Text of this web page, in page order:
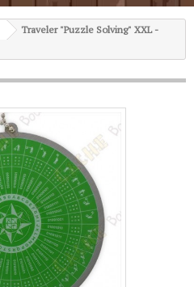
Traveler "Puzzle Solving" XXL -